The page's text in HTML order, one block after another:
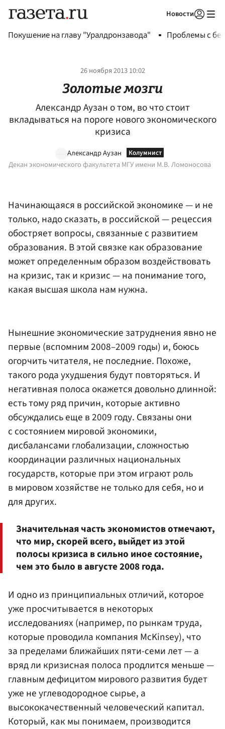
Новости
Покушение на главу "Уралдронзавода" Проблемы с
26 ноября 2013 10:02
Золотые мозги
Александр Аузан о том, во что стоит
вкладываться на пороге нового экономического
кризиса
Александр Аузан
Декан экономического факультета МГУ имени М.В. Ломоносова
Начинающаяся в российской экономике — и не
только, надо сказать, в российской — рецессия
обостряет вопросы, связанные с развитием
образования. В этой связке как образование
может определенным образом воздействовать
на кризис, так и кризис — на понимание того,
какая высшая школа нам нужна.
Нынешние экономические затруднения явно не
первые (вспомним 2008–2009 годы) и, боюсь
огорчить читателя, не последние. Похоже,
такого рода ухудшения будут повторяться. И
негативная полоса окажется довольно длинной:
есть тому ряд причин, которые активно
обсуждались еще в 2009 году. Связаны они
с состоянием мировой экономики,
дисбалансами глобализации, сложностью
координации различных национальных
государств, которые при этом играют роль
в мировом хозяйстве не только для себя, но и
для других.
Значительная часть экономистов отмечают,
что мир, скорей всего, выйдет из этой
полосы кризиса в сильно иное состояние,
чем это было в августе 2008 года.
И одно из принципиальных отличий, которое
уже просчитывается в некоторых
исследованиях (например, по рынкам труда,
которые проводила компания McKinsey), что
за пределами ближайших пяти-семи лет — а
вряд ли кризисная полоса продлится меньше —
главным дефицитом мирового развития будет
уже не углеводородное сырье, а
высококачественный человеческий капитал.
Который, как мы понимаем, производится